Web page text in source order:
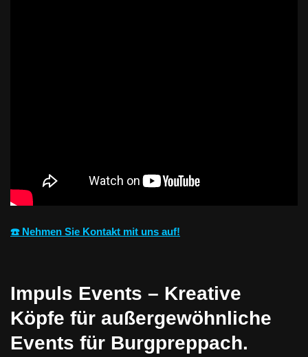
☎️ Nehmen Sie Kontakt mit uns auf!
Impuls Events – Kreative
Köpfe für außergewöhnliche
Events für Burgpreppach.